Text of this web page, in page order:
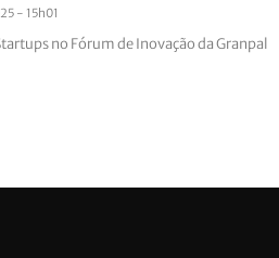
- 15h01
no Fórum de Inovação da Granpal